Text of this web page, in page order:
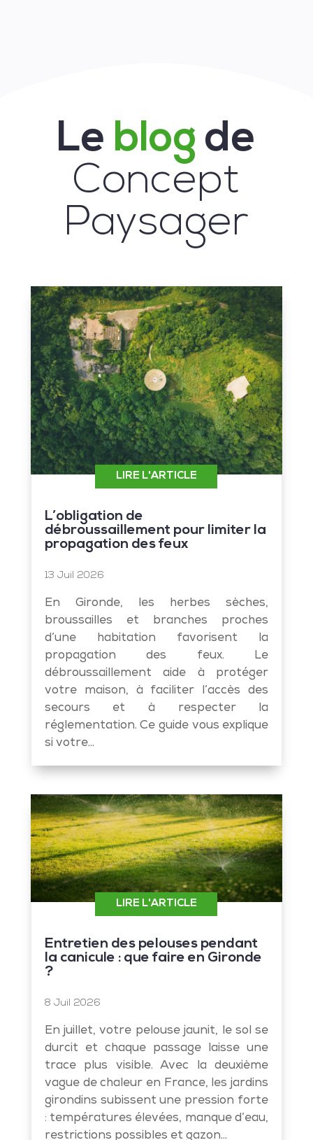
Le blog de
Concept
Paysager
L’obligation de
débroussaillement pour limiter la
propagation des feux
13 Juil 2026
En Gironde, les herbes sèches,
broussailles et branches proches
d’une habitation favorisent la
propagation des feux. Le
débroussaillement aide à protéger
votre maison, à faciliter l’accès des
secours et à respecter la
réglementation. Ce guide vous explique
si votre...
Entretien des pelouses pendant
la canicule : que faire en Gironde
?
8 Juil 2026
En juillet, votre pelouse jaunit, le sol se
durcit et chaque passage laisse une
trace plus visible. Avec la deuxième
vague de chaleur en France, les jardins
girondins subissent une pression forte
: températures élevées, manque d’eau,
restrictions possibles et gazon...